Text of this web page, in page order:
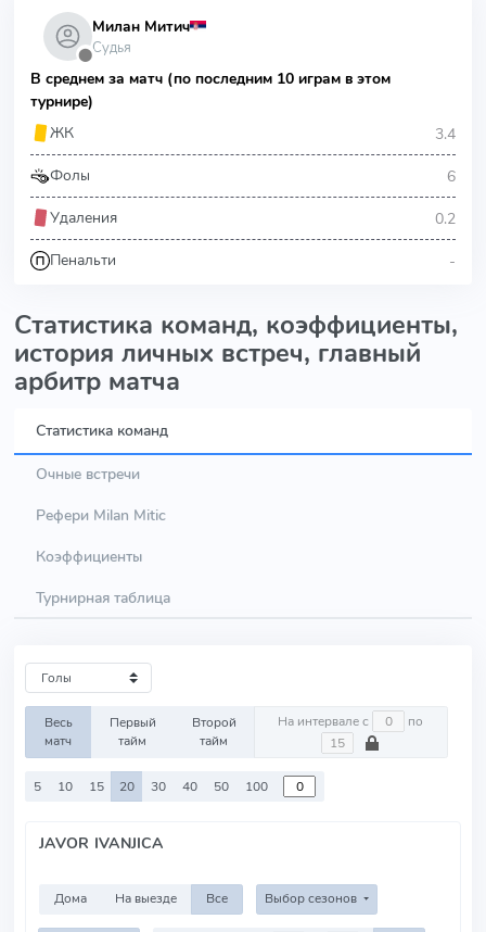
⬤
Милан Митич
Судья
В среднем за матч (по последним 10 играм в этом
турнире)
ЖК
3.4
Фолы 6
Удаления 0.2
Пенальти -
Статистика команд, коэффициенты,
история личных встреч, главный
арбитр матча
Статистика команд
Очные встречи
Рефери Milan Mitic
Коэффициенты
Турнирная таблица
Весь
матч
Первый
тайм
Второй
тайм
На интервале с по
5 10 15 20 30 40 50 100
JAVOR IVANJICA
Дома На выезде Все Выбор сезонов